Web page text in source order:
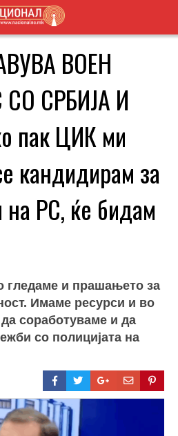
ВОЕН
СРБИЈА И
пак ЦИК ми
кандидирам за
на РС, ќе бидам
гледаме и прашањето за
Имаме ресурси и во
соработуваме и да
со полицијата на